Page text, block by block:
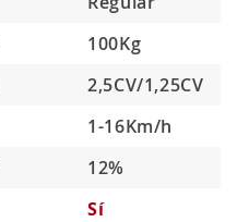
100Kg
2,5CV/1,25CV
1-16Km/h
12%
Sí